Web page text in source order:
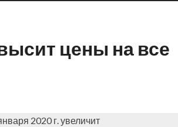
цены на все
2020 г. увеличит